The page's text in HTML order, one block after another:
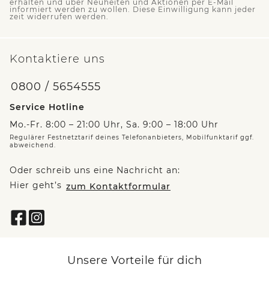
erhalten und über Neuheiten und Aktionen per E-Mail
informiert werden zu wollen. Diese Einwilligung kann jeder
zeit widerrufen werden.
Kontaktiere uns
0800 / 5654555
Service Hotline
Mo.-Fr. 8:00 – 21:00 Uhr, Sa. 9:00 – 18:00 Uhr
Regulärer Festnetztarif deines Telefonanbieters, Mobilfunktarif ggf.
abweichend.
Oder schreib uns eine Nachricht an:
Hier geht’s zum Kontaktformular
Unsere Vorteile für dich